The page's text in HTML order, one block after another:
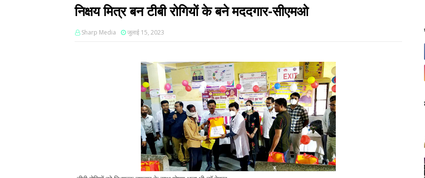
निक्षय मित्र बन टीबी रोगियों के बने मददगार-सीएमओ
Sharp Media जुलाई 15, 2023